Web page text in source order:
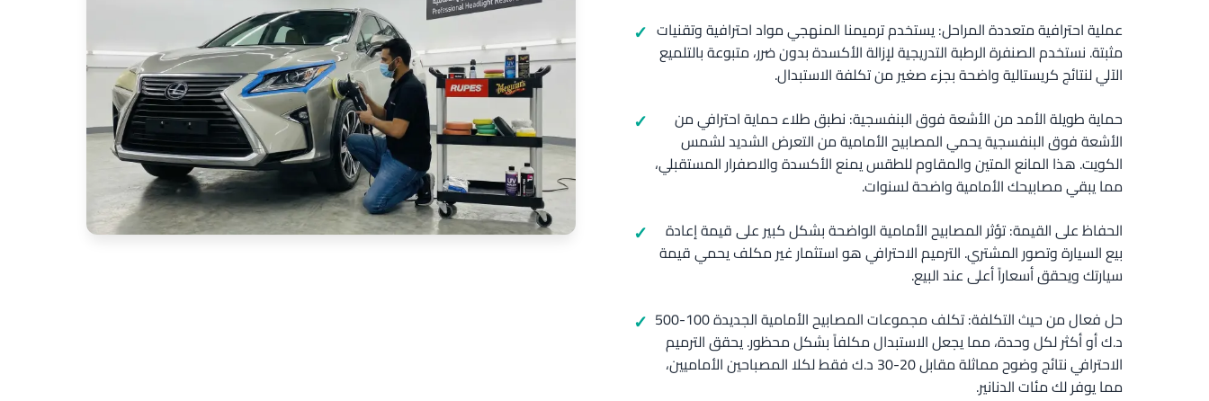
عملية احترافية متعددة المراحل: يستخدم ترميمنا المنهجي مواد احترافية وتقنيات
مثبتة. نستخدم الصنفرة الرطبة التدريجية لإزالة الأكسدة بدون ضرر، متبوعة بالتلميع
الآلي لنتائج كريستالية واضحة بجزء صغير من تكلفة الاستبدال.
حماية طويلة الأمد من الأشعة فوق البنفسجية: نطبق طلاء حماية احترافي من
الأشعة فوق البنفسجية يحمي المصابيح الأمامية من التعرض الشديد لشمس
الكويت. هذا المانع المتين والمقاوم للطقس يمنع الأكسدة والاصفرار المستقبلي،
مما يبقي مصابيحك الأمامية واضحة لسنوات.
الحفاظ على القيمة: تؤثر المصابيح الأمامية الواضحة بشكل كبير على قيمة إعادة
بيع السيارة وتصور المشتري. الترميم الاحترافي هو استثمار غير مكلف يحمي قيمة
سيارتك ويحقق أسعاراً أعلى عند البيع.
حل فعال من حيث التكلفة: تكلف مجموعات المصابيح الأمامية الجديدة 100-500
د.ك أو أكثر لكل وحدة، مما يجعل الاستبدال مكلفاً بشكل محظور. يحقق الترميم
الاحترافي نتائج وضوح مماثلة مقابل 20-30 د.ك فقط لكلا المصباحين الأماميين،
مما يوفر لك مئات الدنانير.